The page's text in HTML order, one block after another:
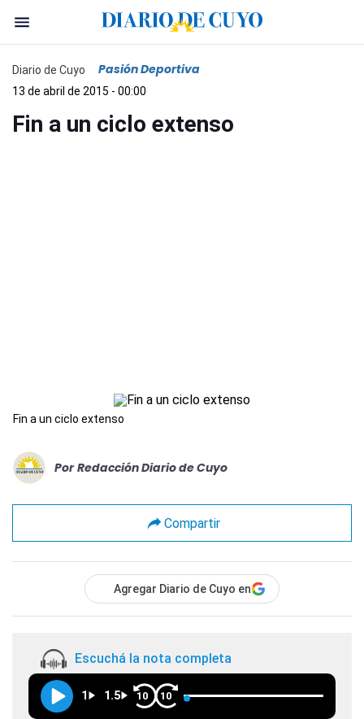
Diario de Cuyo Pasión Deportiva
13 de abril de 2015 - 00:00
Fin a un ciclo extenso
Fin a un ciclo extenso
Por Redacción Diario de Cuyo
Compartir
Agregar Diario de Cuyo en
Escuchá la nota completa
1 1.5 10 10